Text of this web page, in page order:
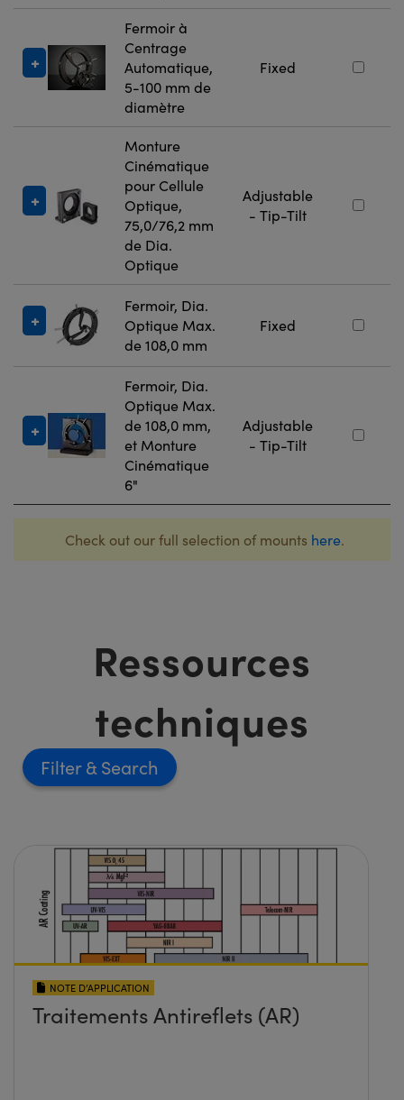
Fermoir à
Centrage
Automatique,
5-100 mm de
diamètre
Fixed
Monture
Cinématique
pour Cellule
Optique,
75,0/76,2 mm
de Dia.
Optique
Adjustable
- Tip-Tilt
Fermoir, Dia.
Optique Max.
de 108,0 mm
Fixed
Fermoir, Dia.
Optique Max.
de 108,0 mm,
et Monture
Cinématique
6"
Adjustable
- Tip-Tilt
Check out our full selection of mounts here.
Ressources
techniques
Filter
NOTE D’APPLICATION
Traitements Antireflets (AR)